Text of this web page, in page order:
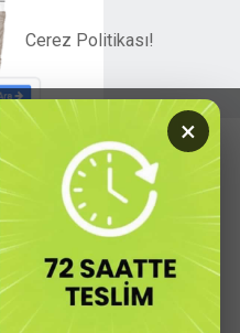
Cerez Politikası!
×